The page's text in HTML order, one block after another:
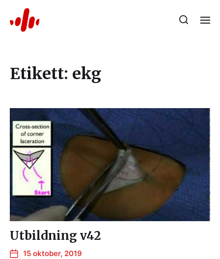
Etikett: ekg
Utbildning v42
15 oktober, 2019